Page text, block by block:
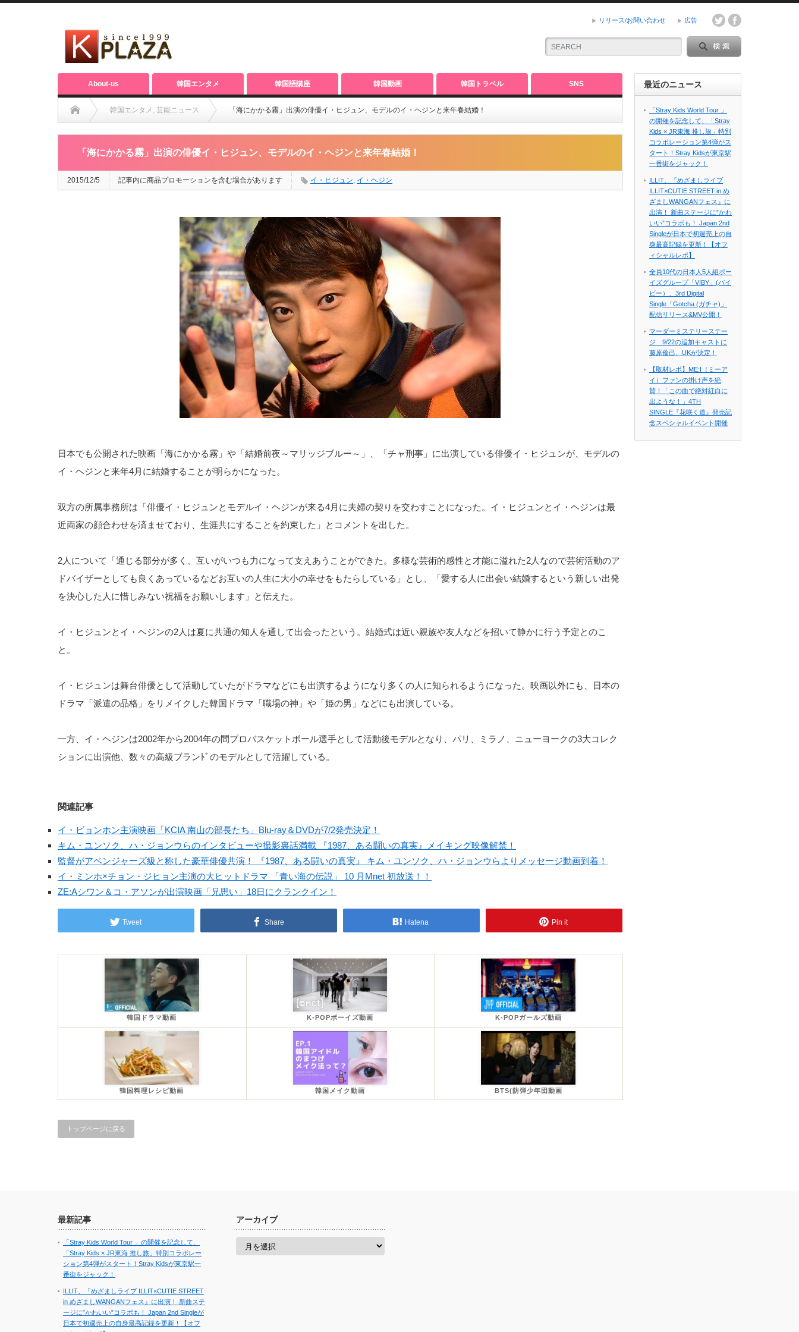
リリース/お問い合わせ 広告
About-us 韓国エンタメ 韓国語講座 韓国動画 韓国トラベル SNS
韓国エンタメ , 芸能ニュース 「海にかかる霧」出演の俳優イ・ヒジュン、モデルのイ・ヘジンと来年春結婚！
「海にかかる霧」出演の俳優イ・ヒジュン、モデルのイ・ヘジンと来年春結婚！
2015/12/5 記事内に商品プロモーションを含む場合があります イ・ヒジュン, イ・ヘジン
日本でも公開された映画「海にかかる霧」や「結婚前夜～マリッジブルー～」、「チャ刑事」に出演している俳優イ・ヒジュンが、モデルの
イ・ヘジンと来年4月に結婚することが明らかになった。
双方の所属事務所は「俳優イ・ヒジュンとモデルイ・ヘジンが来る4月に夫婦の契りを交わすことになった。イ・ヒジュンとイ・ヘジンは最
近両家の顔合わせを済ませており、生涯共にすることを約束した」とコメントを出した。
2人について「通じる部分が多く、互いがいつも力になって支えあうことができた。多様な芸術的感性と才能に溢れた2人なので芸術活動のア
ドバイザーとしても良くあっているなどお互いの人生に大小の幸せをもたらしている」とし、「愛する人に出会い結婚するという新しい出発
を決心した人に惜しみない祝福をお願いします」と伝えた。
イ・ヒジュンとイ・ヘジンの2人は夏に共通の知人を通して出会ったという。結婚式は近い親族や友人などを招いて静かに行う予定とのこ
と。
イ・ヒジュンは舞台俳優として活動していたがドラマなどにも出演するようになり多くの人に知られるようになった。映画以外にも、日本の
ドラマ「派遣の品格」をリメイクした韓国ドラマ「職場の神」や「姫の男」などにも出演している。
一方、イ・ヘジンは2002年から2004年の間プロバスケットボール選手として活動後モデルとなり、パリ、ミラノ、ニューヨークの3大コレク
ションに出演他、数々の高級ブランﾄﾞのモデルとして活躍している。
関連記事
イ・ビョンホン主演映画「KCIA 南山の部長たち」Blu-ray＆DVDが7/2発売決定！
キム・ユンソク、ハ・ジョンウらのインタビューや撮影裏話満載 『1987、ある闘いの真実』メイキング映像解禁！
監督がアベンジャーズ級と称した豪華俳優共演！ 『1987、ある闘いの真実』 キム・ユンソク、ハ・ジョンウらよりメッセージ動画到着！
イ・ミンホ×チョン・ジヒョン主演の大ヒットドラマ 「青い海の伝説」 10 月Mnet 初放送！！
ZE:Aシワン＆コ・アソンが出演映画「兄思い」18日にクランクイン！
Tweet Share Hatena Pin it
韓国ドラマ動画 K-POPボーイズ動画 K-POPガールズ動画
韓国料理レシピ動画 韓国メイク動画 BTS(防弾少年団動画
トップページに戻る
最近のニュース
「Stray Kids World Tour 」
の開催を記念して、「Stray
Kids × JR東海 推し旅」特別
コラボレーション第4弾がス
タート！Stray Kidsが東京駅
一番街をジャック！
ILLIT、『めざましライブ
ILLIT×CUTIE STREET in め
ざましWANGANフェス』に
出演！ 新曲ステージに”かわ
いい”コラボも！ Japan 2nd
Singleが日本で初週売上の自
身最高記録を更新！【オフ
ィシャルレポ】
全員10代の日本人5人組ボー
イズグループ「VIBY」(バイ
ビー）、3rd Digital
Single「Gotcha (ガチャ)」
配信リリース&MV公開！
マーダーミステリーステー
ジ 9/22の追加キャストに
藤原倫己、UKが決定！
【取材レポ】ME:I（ミーア
イ）ファンの掛け声を絶
賛！「この曲で絶対紅白に
出ような！」4TH
SINGLE『花咲く道』発売記
念スペシャルイベント開催
最新記事
「Stray Kids World Tour 」の開催を記念して、
「Stray Kids × JR東海 推し旅」特別コラボレー
ション第4弾がスタート！Stray Kidsが東京駅一
番街をジャック！
ILLIT、『めざましライブ ILLIT×CUTIE STREET
in めざましWANGANフェス』に出演！ 新曲ステ
ージに”かわいい”コラボも！ Japan 2nd Singleが
日本で初週売上の自身最高記録を更新！【オフ
アーカイブ
ア